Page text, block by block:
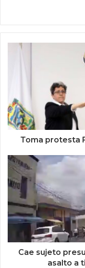
Toma protesta
Cae sujeto
asalto a